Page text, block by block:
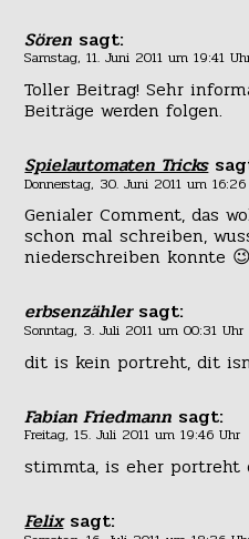
Sören sagt:
Samstag, 11. Juni 2011 um 19:41
Toller Beitrag! Sehr
Beiträge werden folgen.
Spielautomaten Tricks
Donnerstag, 30. Juni 2011 um
Genialer Comment, das
schon mal schreiben,
niederschreiben konnte
erbsenzähler sagt:
Sonntag, 3. Juli 2011 um 00:31 Uhr
dit is kein portreht, dit
Fabian Friedmann sagt:
Freitag, 15. Juli 2011 um 19:46 Uhr
stimmta, is eher portreht
Felix sagt: